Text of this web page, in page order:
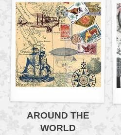
AROUND THE
WORLD